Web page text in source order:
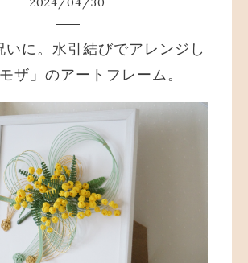
いに。水引結びでアレンジし
ザ」のアートフレーム。